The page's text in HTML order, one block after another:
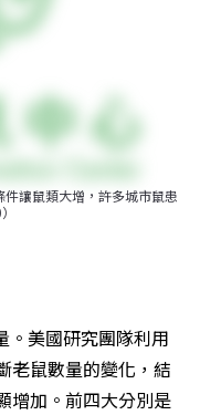
讓鼠類大增，許多城市鼠患
。美國研究團隊利用
老鼠數量的變化，結
增加。前四大分別是